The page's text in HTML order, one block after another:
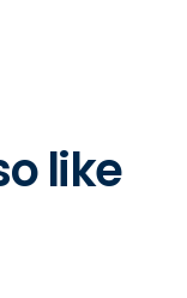
like